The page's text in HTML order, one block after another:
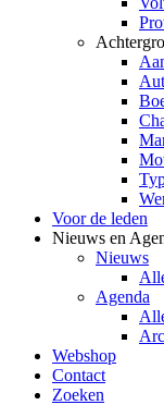
Voor de leden
Nieuws en
Nieuws
Agenda
Webshop
Contact
Zoeken